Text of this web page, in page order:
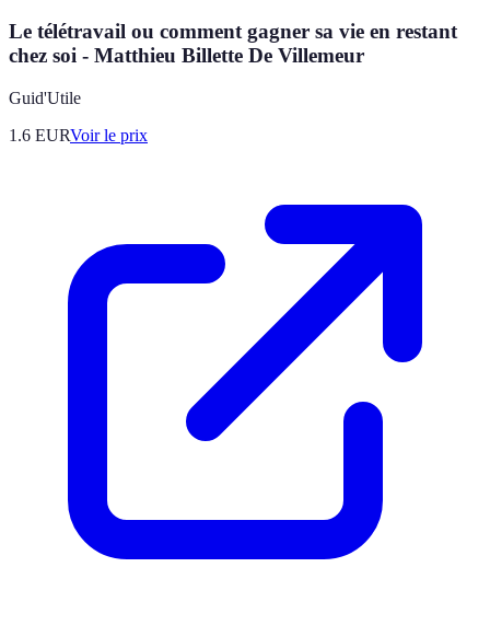
Le télétravail ou comment gagner sa vie en restant
chez soi - Matthieu Billette De Villemeur
Guid'Utile
1.6 EURVoir le prix